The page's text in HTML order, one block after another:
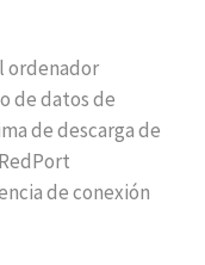
ordenador
de datos de
de descarga de
de conexión